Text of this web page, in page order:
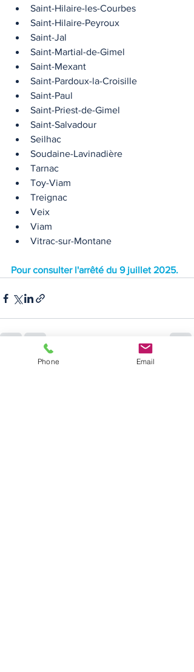
Saint-Hilaire-les-Courbes
Saint-Hilaire-Peyroux
Saint-Jal
Saint-Martial-de-Gimel
Saint-Mexant
Saint-Pardoux-la-Croisille
Saint-Paul
Saint-Priest-de-Gimel
Saint-Salvadour
Seilhac
Soudaine-Lavinadière
Tarnac
Toy-Viam
Treignac
Veix
Viam
Vitrac-sur-Montane
Pour consulter l'arrêté du 9 juillet 2025.
Posts récents
Phone Email